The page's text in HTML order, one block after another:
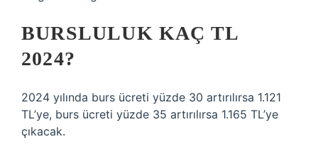
BURSLULUK KAÇ TL
2024?
2024 yılında burs ücreti yüzde 30 artırılırsa 1.121
TL’ye, burs ücreti yüzde 35 artırılırsa 1.165 TL’ye
çıkacak.